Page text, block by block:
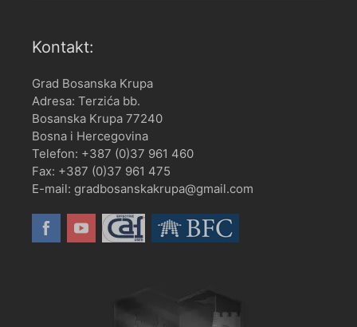
Kontakt:
Grad Bosanska Krupa
Adresa: Terzića bb.
Bosanska Krupa 77240
Bosna i Hercegovina
Telefon: +387 (0)37 961 460
Fax: +387 (0)37 961 475
E-mail: gradbosanskakrupa@gmail.com